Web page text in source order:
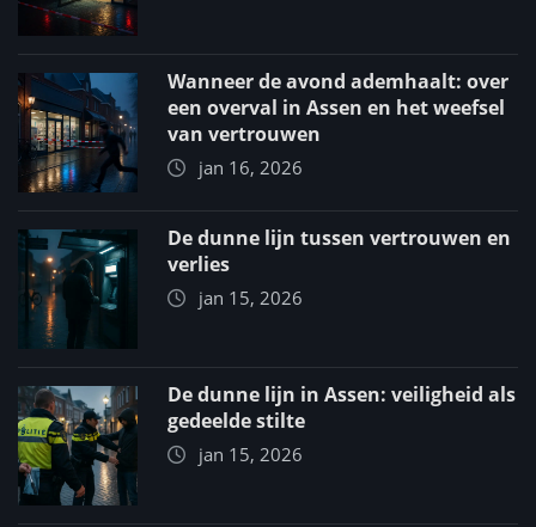
Wanneer de avond ademhaalt: over
een overval in Assen en het weefsel
van vertrouwen
jan 16, 2026
De dunne lijn tussen vertrouwen en
verlies
jan 15, 2026
De dunne lijn in Assen: veiligheid als
gedeelde stilte
jan 15, 2026